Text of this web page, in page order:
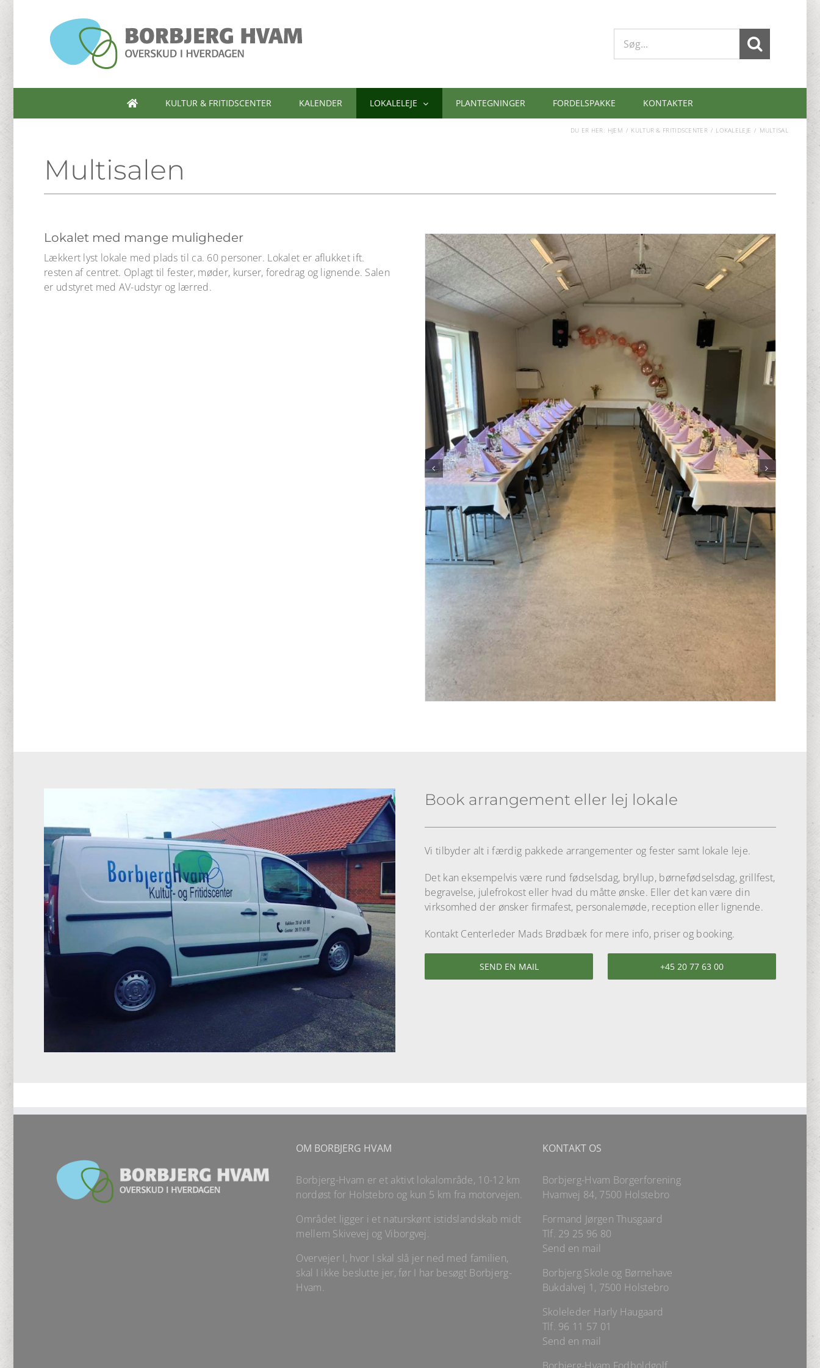
efter:
KULTUR & FRITIDSCENTER KALENDER LOKALELEJE PLANTEGNINGER FORDELSPAKKE KONTAKTER
DU ER HER: HJEM KULTUR & FRITIDSCENTER LOKALELEJE MULTISAL
Multisalen
Lokalet med mange muligheder
Lækkert lyst lokale med plads til ca. 60 personer. Lokalet er aflukket ift.
resten af centret. Oplagt til fester, møder, kurser, foredrag og lignende. Salen
er udstyret med AV-udstyr og lærred.
Book arrangement eller lej lokale
Vi tilbyder alt i færdig pakkede arrangementer og fester samt lokale leje.
Det kan eksempelvis være rund fødselsdag, bryllup, børnefødselsdag, grillfest,
begravelse, julefrokost eller hvad du måtte ønske. Eller det kan være din
virksomhed der ønsker firmafest, personalemøde, reception eller lignende.
Kontakt Centerleder Mads Brødbæk for mere info, priser og booking.
SEND EN MAIL +45 20 77 63 00
OM BORBJERG HVAM
Borbjerg-Hvam er et aktivt lokalområde, 10-12 km
nordøst for Holstebro og kun 5 km fra motorvejen.
Området ligger i et naturskønt istidslandskab midt
mellem Skivevej og Viborgvej.
Overvejer I, hvor I skal slå jer ned med familien,
skal I ikke beslutte jer, før I har besøgt Borbjerg-
Hvam.
KONTAKT OS
Borbjerg-Hvam Borgerforening
Hvamvej 84, 7500 Holstebro
Formand Jørgen Thusgaard
Tlf. 29 25 96 80
Send en mail
Borbjerg Skole og Børnehave
Bukdalvej 1, 7500 Holstebro
Skoleleder Harly Haugaard
Tlf. 96 11 57 01
Send en mail